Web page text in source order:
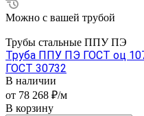
Можно с вашей трубой
Трубы стальные ППУ ПЭ
Труба ППУ ПЭ ГОСТ оц
ГОСТ 30732
В наличии
от 78 268 ₽/м
В корзину